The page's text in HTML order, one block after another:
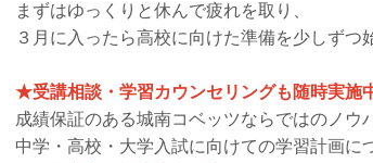
まずはゆっくりと休んで疲れを取り、
３月に入ったら高校に向けた準備を少しずつ
★受講相談・学習カウンセリングも随時実施
成績保証のある城南コベッツならではのノウ
中学・高校・大学入試に向けての学習計画に